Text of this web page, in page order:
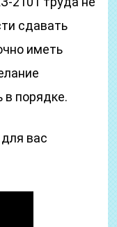
сдавать
иметь
в порядке.
вас